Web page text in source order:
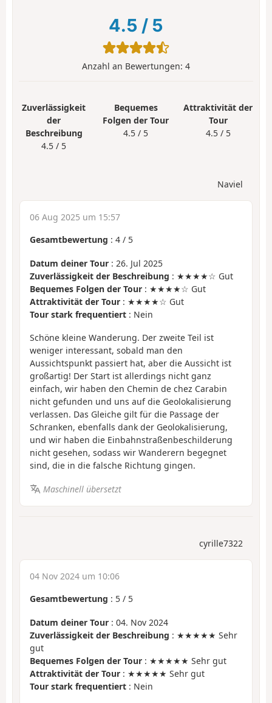
4.5 / 5
Anzahl an Bewertungen: 4
Zuverlässigkeit
der
Beschreibung
4.5 / 5
Bequemes
Folgen der Tour
4.5 / 5
Attraktivität der
Tour
4.5 / 5
Naviel
06 Aug 2025 um 15:57
Gesamtbewertung : 4 / 5
Datum deiner Tour : 26. Jul 2025
Zuverlässigkeit der Beschreibung : ★★★★☆ Gut
Bequemes Folgen der Tour : ★★★★☆ Gut
Attraktivität der Tour : ★★★★☆ Gut
Tour stark frequentiert : Nein
Schöne kleine Wanderung. Der zweite Teil ist
weniger interessant, sobald man den
Aussichtspunkt passiert hat, aber die Aussicht ist
großartig! Der Start ist allerdings nicht ganz
einfach, wir haben den Chemin de chez Carabin
nicht gefunden und uns auf die Geolokalisierung
verlassen. Das Gleiche gilt für die Passage der
Schranken, ebenfalls dank der Geolokalisierung,
und wir haben die Einbahnstraßenbeschilderung
nicht gesehen, sodass wir Wanderern begegnet
sind, die in die falsche Richtung gingen.
Maschinell übersetzt
cyrille7322
04 Nov 2024 um 10:06
Gesamtbewertung : 5 / 5
Datum deiner Tour : 04. Nov 2024
Zuverlässigkeit der Beschreibung : ★★★★★ Sehr
gut
Bequemes Folgen der Tour : ★★★★★ Sehr gut
Attraktivität der Tour : ★★★★★ Sehr gut
Tour stark frequentiert : Nein